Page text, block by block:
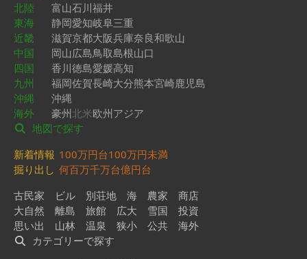
北陸
富山石川福井
東海
静岡愛知岐阜三重
近畿
滋賀京都大阪兵庫奈良和歌山
中国
岡山広島鳥取島根山口
四国
香川徳島愛媛高知
九州
福岡佐賀長崎大分熊本宮崎鹿児島
沖縄
沖縄
海外
豪州北米欧州アジア
地図で探す
新着情報 100万円台100万円未満
掘り出し 何百万千万台億円台
古民家
ビル 別荘地 海 農家
商店
大自然
離島 旅館 広大 雪国
投資
思い出
山林 温泉 狭小 公共
海外
カテゴリーで探す